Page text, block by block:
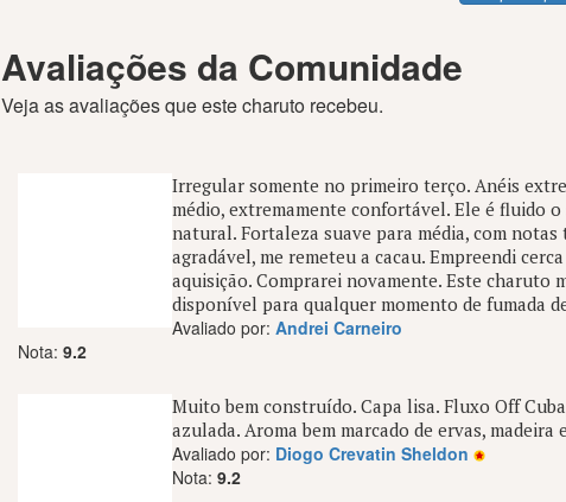
Avaliações da Comunidade
Veja as avaliações que este charuto recebeu.
Irregular somente no primeiro terço. Anéis
médio, extremamente confortável. Ele é fluido
natural. Fortaleza suave para média, com
agradável, me remeteu a cacau. Empreendi
aquisição. Comprarei novamente. Este charuto
disponível para qualquer momento de fumada
Avaliado por: Andrei Carneiro
Nota: 9.2
Muito bem construído. Capa lisa. Fluxo Off
azulada. Aroma bem marcado de ervas,
Avaliado por: Diogo Crevatin Sheldon
Nota: 9.2